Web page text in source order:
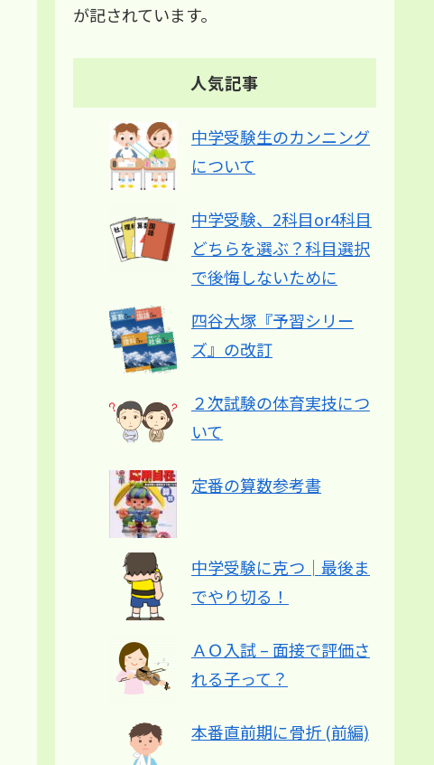
が記されています。
人気記事
中学受験生のカンニング
について
中学受験、2科目or4科目
どちらを選ぶ？科目選択
で後悔しないために
四谷大塚『予習シリー
ズ』の改訂
２次試験の体育実技につ
いて
定番の算数参考書
中学受験に克つ│最後ま
でやり切る！
ＡＯ入試 – 面接で評価さ
れる子って？
本番直前期に骨折 (前編)